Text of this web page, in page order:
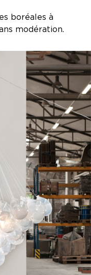
boréales à
modération.